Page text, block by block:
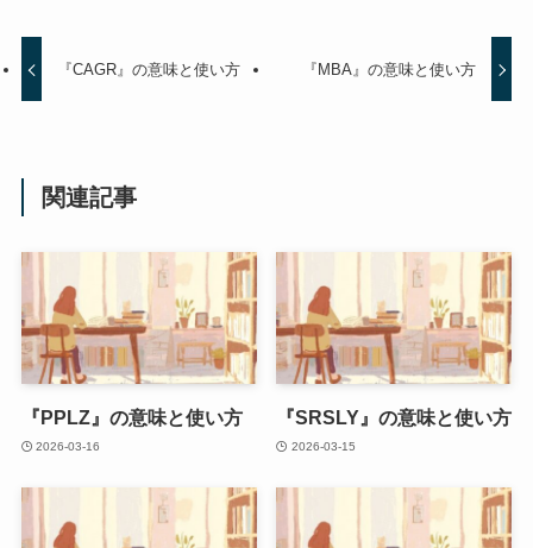
『CAGR』の意味と使い方 『MBA』の意味と使い方
関連記事
『PPLZ』の意味と使い方
2026-03-16
『SRSLY』の意味と使い方
2026-03-15